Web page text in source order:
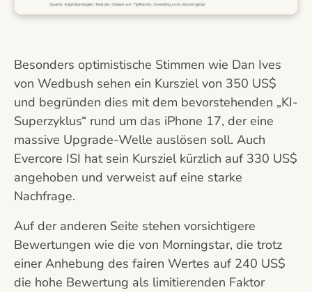
Besonders optimistische Stimmen wie Dan Ives
von Wedbush sehen ein Kursziel von 350 US$
und begründen dies mit dem bevorstehenden „KI-
Superzyklus“ rund um das iPhone 17, der eine
massive Upgrade-Welle auslösen soll. Auch
Evercore ISI hat sein Kursziel kürzlich auf 330 US$
angehoben und verweist auf eine starke
Nachfrage.
Auf der anderen Seite stehen vorsichtigere
Bewertungen wie die von Morningstar, die trotz
einer Anhebung des fairen Wertes auf 240 US$
die hohe Bewertung als limitierenden Faktor